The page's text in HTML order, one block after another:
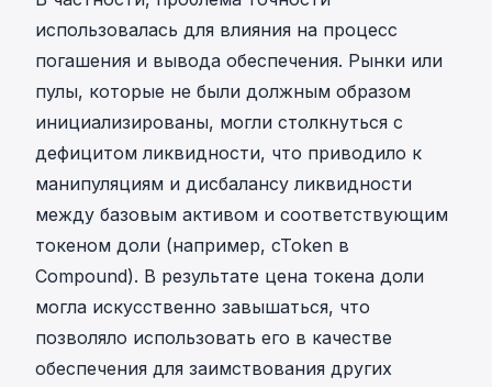
использовалась для влияния на процесс
погашения и вывода обеспечения. Рынки или
пулы, которые не были должным образом
инициализированы, могли столкнуться с
дефицитом ликвидности, что приводило к
манипуляциям и дисбалансу ликвидности
между базовым активом и соответствующим
токеном доли (например, cToken в
Compound). В результате цена токена доли
могла искусственно завышаться, что
позволяло использовать его в качестве
обеспечения для заимствования других